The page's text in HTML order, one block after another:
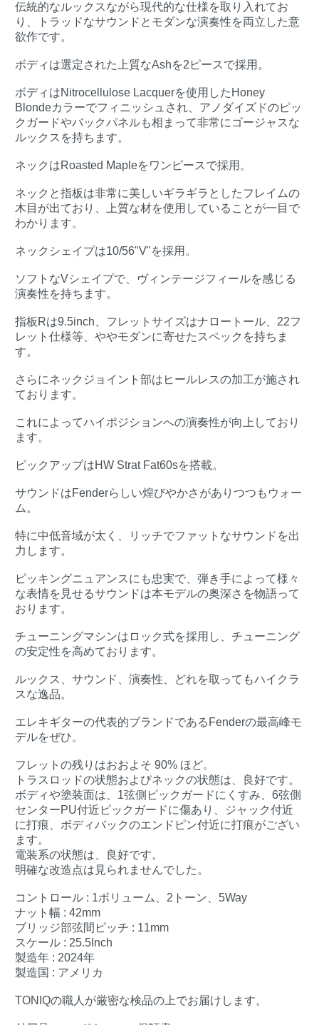
伝統的なルックスながら現代的な仕様を取り入れてお
り、トラッドなサウンドとモダンな演奏性を両立した意
欲作です。
ボディは選定された上質なAshを2ピースで採用。
ボディはNitrocellulose Lacquerを使用したHoney
Blondeカラーでフィニッシュされ、アノダイズドのピッ
クガードやバックパネルも相まって非常にゴージャスな
ルックスを持ちます。
ネックはRoasted Mapleをワンピースで採用。
ネックと指板は非常に美しいギラギラとしたフレイムの
木目が出ており、上質な材を使用していることが一目で
わかります。
ネックシェイプは10/56"V"を採用。
ソフトなVシェイプで、ヴィンテージフィールを感じる
演奏性を持ちます。
指板Rは9.5inch、フレットサイズはナロートール、22フ
レット仕様等、ややモダンに寄せたスペックを持ちま
す。
さらにネックジョイント部はヒールレスの加工が施され
ております。
これによってハイポジションへの演奏性が向上しており
ます。
ピックアップはHW Strat Fat60sを搭載。
サウンドはFenderらしい煌びやかさがありつつもウォー
ム。
特に中低音域が太く、リッチでファットなサウンドを出
力します。
ピッキングニュアンスにも忠実で、弾き手によって様々
な表情を見せるサウンドは本モデルの奥深さを物語って
おります。
チューニングマシンはロック式を採用し、チューニング
の安定性を高めております。
ルックス、サウンド、演奏性、どれを取ってもハイクラ
スな逸品。
エレキギターの代表的ブランドであるFenderの最高峰モ
デルをぜひ。
フレットの残りはおおよそ 90% ほど。
トラスロッドの状態およびネックの状態は、良好です。
ボディや塗装面は、1弦側ピックガードにくすみ、6弦側
センターPU付近ピックガードに傷あり、ジャック付近
に打痕、ボディバックのエンドピン付近に打痕がござい
ます。
電装系の状態は、良好です。
明確な改造点は見られませんでした。
コントロール : 1ボリューム、2トーン、5Way
ナット幅 : 42mm
ブリッジ部弦間ピッチ : 11mm
スケール : 25.5Inch
製造年 : 2024年
製造国 : アメリカ
TONIQの職人が厳密な検品の上でお届けします。